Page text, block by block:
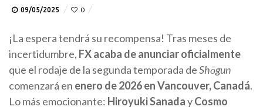
09/05/2025 0
¡La espera tendrá su recompensa! Tras meses de
incertidumbre, FX acaba de anunciar oficialmente
que el rodaje de la segunda temporada deShōgun
comenzará en enero de 2026 en Vancouver, Canadá.
Lo más emocionante: Hiroyuki SanadayCosmo